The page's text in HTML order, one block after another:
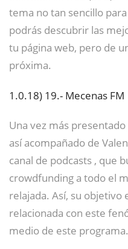
tema no tan sencillo
podrás descubrir las
tu página web, pero de
próxima.
1.0.18) 19.- Mecenas FM
Una vez más
así acompañado de
canal de podcasts , que
crowdfunding a todo el
relajada. Así, su objetivo
relacionada con este
medio de este programa.